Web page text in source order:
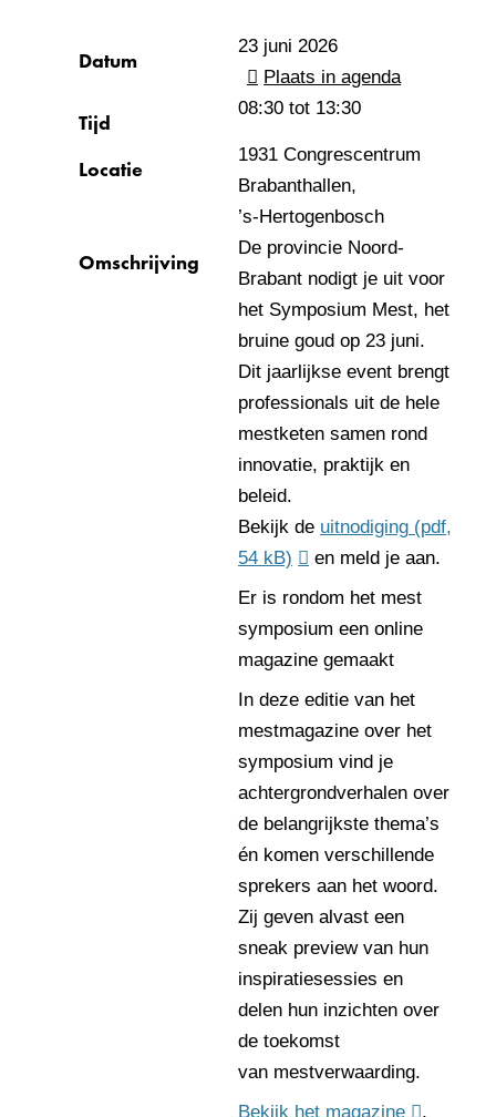
Datum
23 juni 2026
Plaats in agenda
Tijd
08:30 tot 13:30
Locatie
1931 Congrescentrum
Brabanthallen,
’s‑Hertogenbosch
Omschrijving
De provincie Noord-
Brabant nodigt je uit voor
het Symposium Mest, het
bruine goud op 23 juni.
Dit jaarlijkse event brengt
professionals uit de hele
mestketen samen rond
innovatie, praktijk en
beleid.
Bekijk de uitnodiging (pdf,
54 kB)
en meld je aan.
Er is rondom het mest
symposium een online
magazine gemaakt
In deze editie van het
mestmagazine over het
symposium vind je
achtergrondverhalen over
de belangrijkste thema’s
én komen verschillende
sprekers aan het woord.
Zij geven alvast een
sneak preview van hun
inspiratiesessies en
delen hun inzichten over
de toekomst
van mestverwaarding.
Bekijk het magazine(verwijst
.